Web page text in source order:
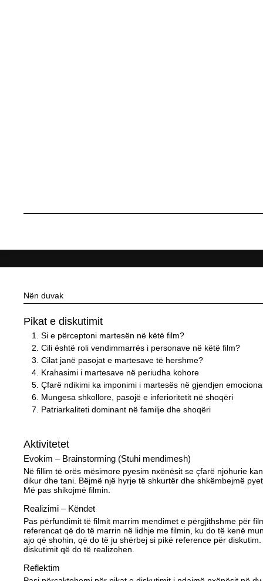
Nën duvak
Pikat e diskutimit
Si e përceptoni martesën në këtë film?
Cili është roli vendimmarrës i personave në këtë film?
Cilat janë pasojat e martesave të hershme?
Krahasimi i martesave në periudha kohore
Çfarë ndikimi ka imponimi i martesës në gjendjen
Mungesa shkollore, pasojë e inferioritetit në shoqëri
Patriarkaliteti dominant në familje dhe shoqëri
Aktivitetet
Evokim – Brainstorming (Stuhi mendimesh)
Në fillim të orës mësimore pyesim nxënësit se çfarë njohurie
dikur dhe tani. Bëjmë një hyrje të shkurtër dhe shkëmbejmë
Më pas shikojmë filmin.
Realizimi – Këndet
Pas përfundimit të filmit marrim mendimet e përgjithshme për
referencat që do të marrin në lidhje me filmin, ku do të kenë
ajo që shohin, që do të ju shërbej si pikë reference për
diskutimit që do të realizohen.
Reflektim